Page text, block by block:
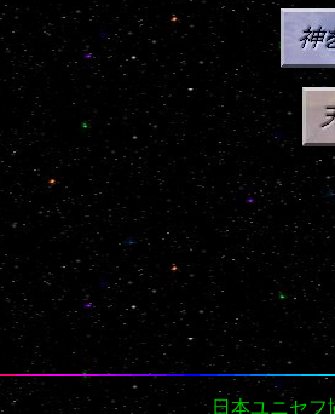
日本ユニセ